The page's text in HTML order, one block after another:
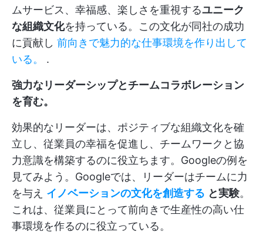
ムサービス、幸福感、楽しさを重視するユニーク
な組織文化を持っている。この文化が同社の成功
に貢献し 前向きで魅力的な仕事環境を作り出して
いる。
.
強力なリーダーシップとチームコラボレーション
を育む。
効果的なリーダーは、ポジティブな組織文化を確
立し、従業員の幸福を促進し、チームワークと協
力意識を構築するのに役立ちます。Googleの例を
見てみよう。Googleでは、リーダーはチームに力
を与え イノベーションの文化を創造する と実験。
これは、従業員にとって前向きで生産性の高い仕
事環境を作るのに役立っている。